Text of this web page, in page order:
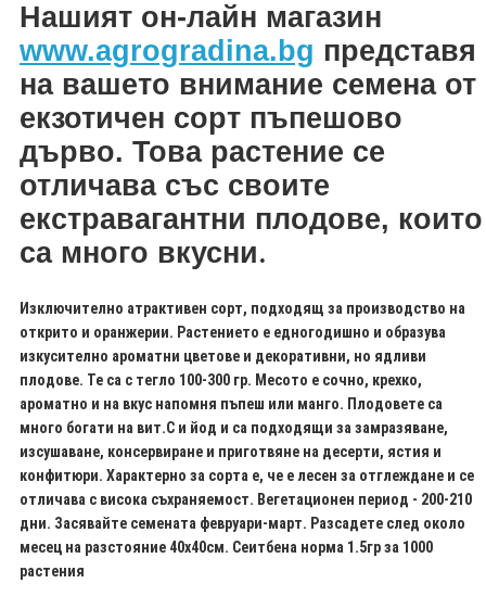
Нашият он-лайн магазин
www.agrogradina.bg представя
на вашето внимание семена от
екзотичен сорт пъпешово
дърво. Това растение се
отличава със своите
екстравагантни плодове, които
са много вкусни.
Изключително атрактивен сорт, подходящ за производство на
открито и оранжерии. Растението е едногодишно и образува
изкусително ароматни цветове и декоративни, но ядливи
плодове. Те са с тегло 100-300 гр. Месото е сочно, крехко,
ароматно и на вкус напомня пъпеш или манго. Плодовете са
много богати на вит.С и йод и са подходящи за замразяване,
изсушаване, консервиране и приготвяне на десерти, ястия и
конфитюри. Характерно за сорта е, че е лесен за отглеждане и се
отличава с висока съхраняемост. Вегетационен период - 200-210
дни. Засявайте семената февруари-март. Разсадете след около
месец на разстояние 40х40см. Сеитбена норма 1.5гр за 1000
растения